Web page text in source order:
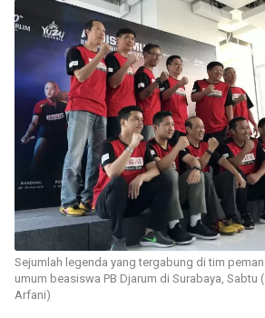
Sejumlah legenda yang tergabung di tim
umum beasiswa PB Djarum di Surabaya, Sabtu
Arfani)